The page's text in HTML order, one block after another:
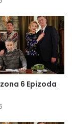
6 Epizoda